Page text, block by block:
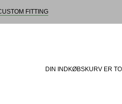
FITTING
DIN INDKØBSKURV ER